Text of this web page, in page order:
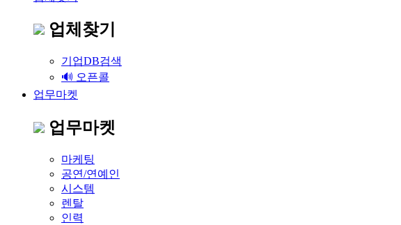
업체찾기
기업DB검색
🔊 오픈콜
업무마켓
업무마켓
마케팅
공연/연예인
시스템
렌탈
인력